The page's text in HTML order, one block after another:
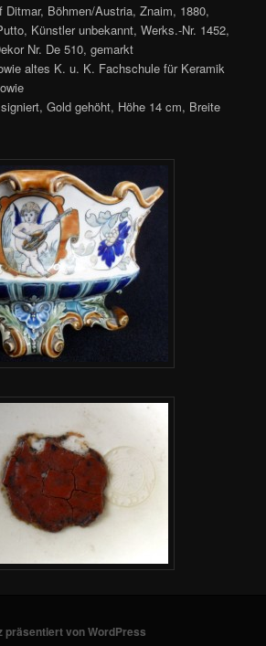
Ditmar, Böhmen/Austria, Znaim, 1880,
Künstler unbekannt, Werks.-Nr. 1452,
Nr. De 510, gemarkt
altes K. u. K. Fachschule für Keramik
Gold gehöht, Höhe 14 cm, Breite
präsentiert von WordPress